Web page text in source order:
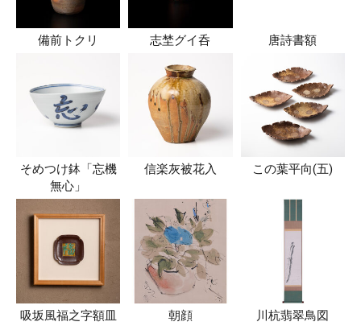
備前トクリ 志埜グイ呑 唐詩書額
そめつけ鉢「忘機
無心」
信楽灰被花入 この葉平向(五)
吸坂風福之字額皿 朝顔 川杭翡翠鳥図